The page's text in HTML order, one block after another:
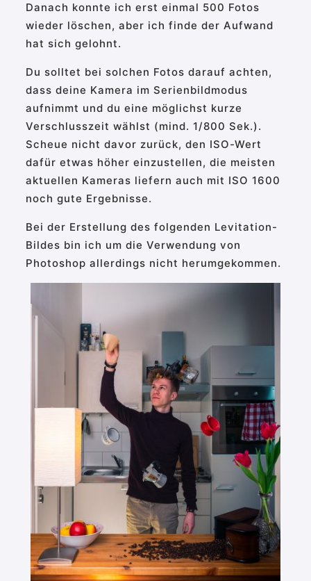
Danach konnte ich erst einmal 500 Fotos
wieder löschen, aber ich finde der Aufwand
hat sich gelohnt.
Du solltet bei solchen Fotos darauf achten,
dass deine Kamera im Serienbildmodus
aufnimmt und du eine möglichst kurze
Verschlusszeit wählst (mind. 1/800 Sek.).
Scheue nicht davor zurück, den ISO-Wert
dafür etwas höher einzustellen, die meisten
aktuellen Kameras liefern auch mit ISO 1600
noch gute Ergebnisse.
Bei der Erstellung des folgenden Levitation-
Bildes bin ich um die Verwendung von
Photoshop allerdings nicht herumgekommen.